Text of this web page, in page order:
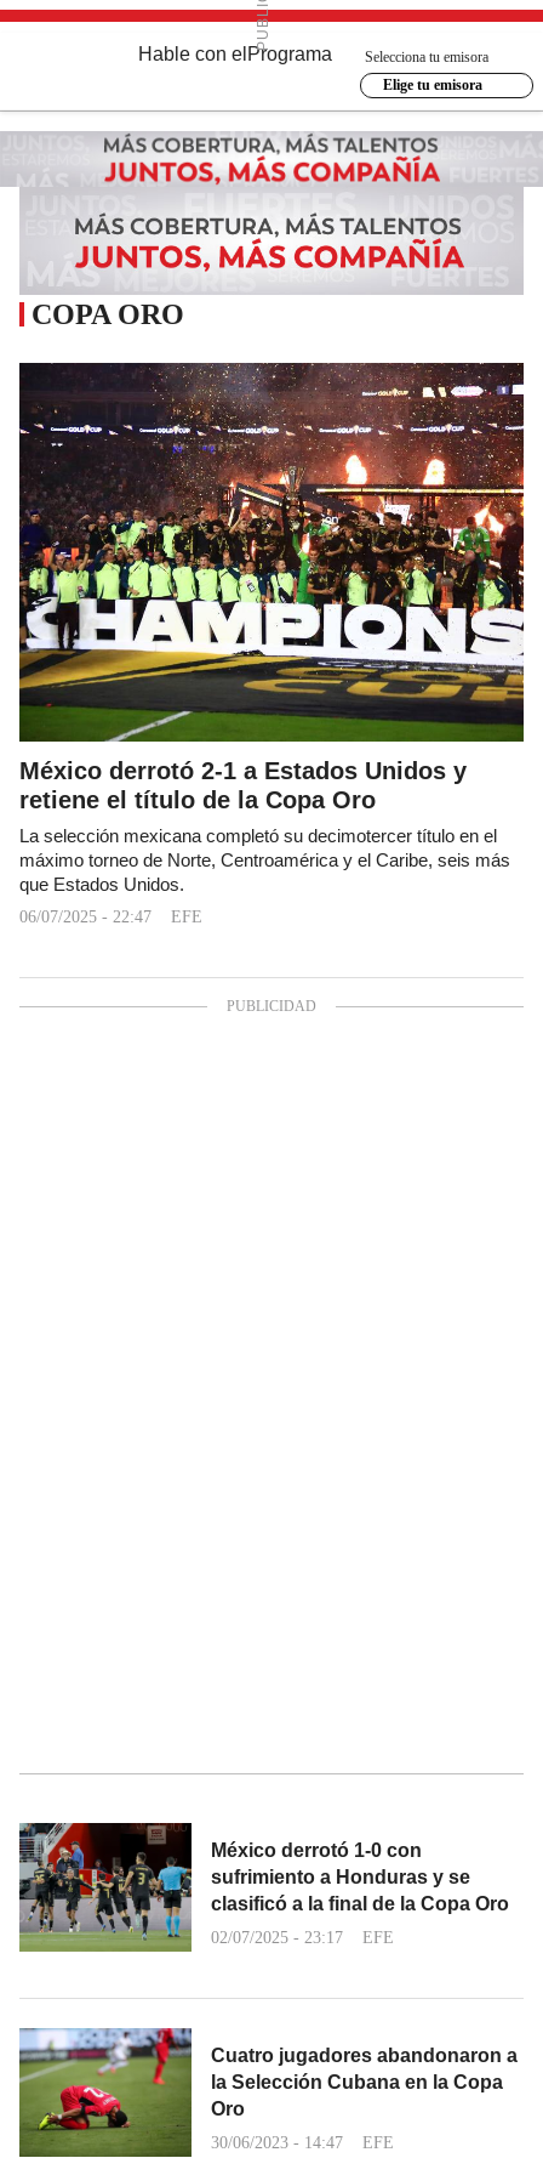
Hable con el Programa
Selecciona tu emisora
Elige tu emisora
COPA ORO
México derrotó 2-1 a Estados Unidos y
retiene el título de la Copa Oro
La selección mexicana completó su decimotercer título en el
máximo torneo de Norte, Centroamérica y el Caribe, seis más
que Estados Unidos.
06/07/2025 - 22:47 EFE
México derrotó 1-0 con
sufrimiento a Honduras y se
clasificó a la final de la Copa Oro
02/07/2025 - 23:17 EFE
Cuatro jugadores abandonaron a
la Selección Cubana en la Copa
Oro
30/06/2023 - 14:47 EFE